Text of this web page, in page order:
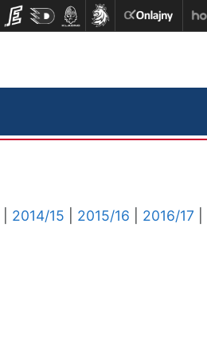
2014/15 2015/16 2016/17